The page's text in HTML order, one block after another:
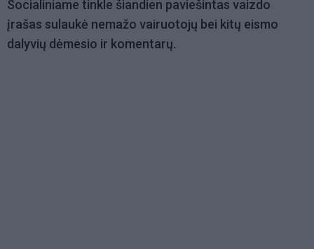
Socialiniame tinkle šiandien paviešintas vaizdo
įrašas sulaukė nemažo vairuotojų bei kitų eismo
dalyvių dėmesio ir komentarų.